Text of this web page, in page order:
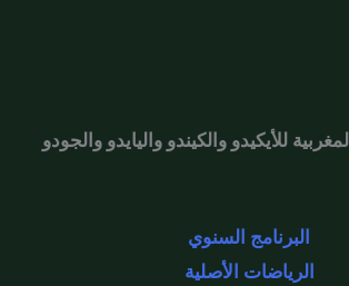
للأيكيدو والكيندو واليايدو والجودو
البرنامج السنوي
الرياضات الأصلية